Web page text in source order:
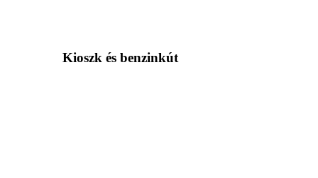
Kioszk és benzinkút